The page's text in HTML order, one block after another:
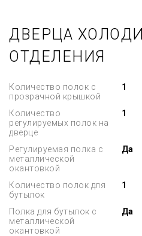
ДВЕРЦА
ОТДЕЛЕНИЯ
Количество полок с
прозрачной крышкой
1
Количество
регулируемых полок на
дверце
1
Регулируемая полка с
металлической
окантовкой
Да
Количество полок для
бутылок
1
Полка для бутылок с
металлической
окантовкой
Да